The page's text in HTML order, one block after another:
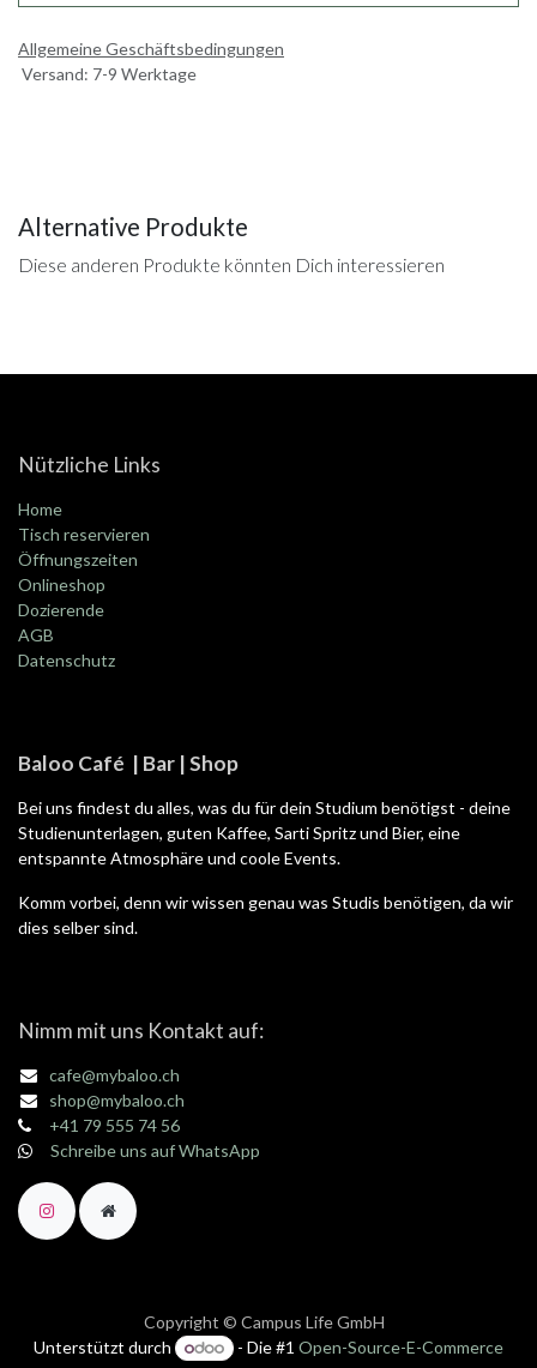
Allgemeine Geschäftsbedingungen
Versand: 7-9 Werktage
Alternative Produkte
Diese anderen Produkte könnten Dich interessieren
Nützliche Links
Home
Tisch reservieren
Öffnungszeiten
Onlineshop
Dozierende
AGB
Datenschutz
Baloo Café | Bar | Shop
Bei uns findest du alles, was du für dein Studium benötigst - deine
Studienunterlagen, guten Kaffee, Sarti Spritz und Bier, eine
entspannte Atmosphäre und coole Events.
Komm vorbei, denn wir wissen genau was Studis benötigen, da wir
dies selber sind.
Nimm mit uns Kontakt auf:
cafe@mybaloo.ch
shop@mybaloo.ch
+41 79 555 74 56
Schreibe uns auf WhatsApp
Copyright © Campus Life GmbH
Unterstützt durch
- Die #1 Open-Source-E-Commerce